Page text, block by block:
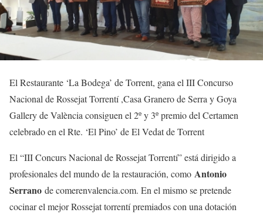
El Restaurante ‘La Bodega’ de Torrent, gana el III Concurso
Nacional de Rossejat Torrentí ,Casa Granero de Serra y Goya
Gallery de València consiguen el 2º y 3º premio del Certamen
celebrado en el Rte. ‘El Pino’ de El Vedat de Torrent
El “III Concurs Nacional de Rossejat Torrentí” está dirigido a
profesionales del mundo de la restauración, como Antonio
Serrano de comerenvalencia.com. En el mismo se pretende
cocinar el mejor Rossejat torrentí premiados con una dotación